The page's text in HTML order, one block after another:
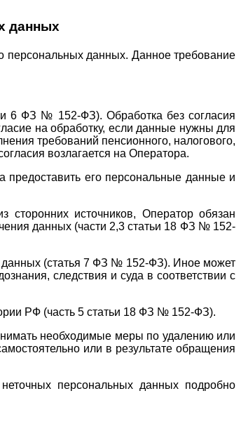
данных
персональных данных. Данное требование
6 ФЗ № 152-ФЗ). Обработка без согласия
на обработку, если данные нужны для
требований пенсионного, налогового,
возлагается на Оператора.
предоставить его персональные данные и
источников, Оператор обязан
данных (части 2,3 статьи 18 ФЗ № 152-
данных (статья 7 ФЗ № 152-ФЗ). Иное может
следствия и суда в соответствии с
РФ (часть 5 статьи 18 ФЗ № 152-ФЗ).
необходимые меры по удалению или
или в результате обращения
персональных данных подробно